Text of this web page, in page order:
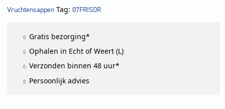
LET OP!
Vruchtensappen Tag: 07FRISDR
Gratis bezorging*
Ophalen in Echt of Weert (L)
Verzonden binnen 48 uur*
Persoonlijk advies